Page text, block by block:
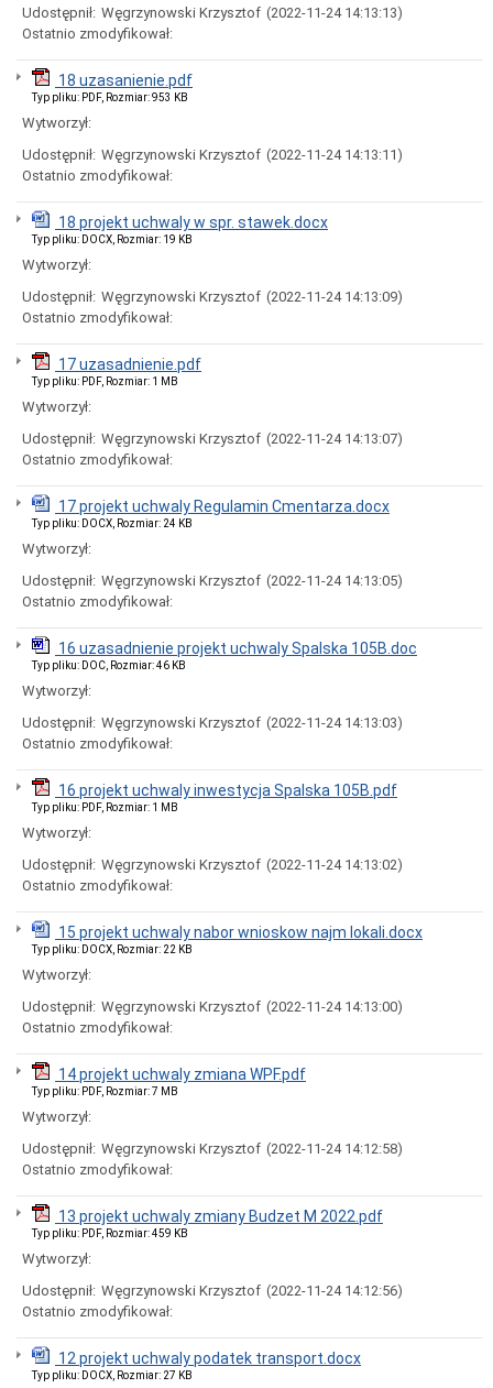
Rada
Miejska
2014
Rada
Miejska
2006-
Urząd
Miasta
Nadawanie
numeru
PESEL
obywatelom
Надання
PESEL
для
біженців
Ogłoszenia
obwieszczenia
w
2026
Ogłoszenia
obwieszczenia
2025
roku
Ogłoszenia
w
2024
Ogłoszenia
obwieszczenia
2023
roku
obwieszczenia
2022
Ogłoszenia
obwieszczenia
Informacje
Dane
adresowe
Dni
otwarcia
Regulamin
Organizacyjny
Organizacyjne
Urzędu
Koordynator
Udostępnił: Węgrzynowski Krzysztof (2022-11-24 14:13:13)
Ostatnio zmodyfikował:
18 uzasanienie.pdf
Typ pliku: PDF, Rozmiar: 953 KB
Wytworzył:
Udostępnił: Węgrzynowski Krzysztof (2022-11-24 14:13:11)
Ostatnio zmodyfikował:
18 projekt uchwaly w spr. stawek.docx
Typ pliku: DOCX, Rozmiar: 19 KB
Wytworzył:
Udostępnił: Węgrzynowski Krzysztof (2022-11-24 14:13:09)
Ostatnio zmodyfikował:
17 uzasadnienie.pdf
Typ pliku: PDF, Rozmiar: 1 MB
Wytworzył:
Udostępnił: Węgrzynowski Krzysztof (2022-11-24 14:13:07)
Ostatnio zmodyfikował:
17 projekt uchwaly Regulamin Cmentarza.docx
Typ pliku: DOCX, Rozmiar: 24 KB
Wytworzył:
Udostępnił: Węgrzynowski Krzysztof (2022-11-24 14:13:05)
Ostatnio zmodyfikował:
16 uzasadnienie projekt uchwaly Spalska 105B.doc
Typ pliku: DOC, Rozmiar: 46 KB
Wytworzył:
Udostępnił: Węgrzynowski Krzysztof (2022-11-24 14:13:03)
Ostatnio zmodyfikował:
16 projekt uchwaly inwestycja Spalska 105B.pdf
Typ pliku: PDF, Rozmiar: 1 MB
Wytworzył:
Udostępnił: Węgrzynowski Krzysztof (2022-11-24 14:13:02)
Ostatnio zmodyfikował:
15 projekt uchwaly nabor wnioskow najm lokali.docx
Typ pliku: DOCX, Rozmiar: 22 KB
Wytworzył:
Udostępnił: Węgrzynowski Krzysztof (2022-11-24 14:13:00)
Ostatnio zmodyfikował:
14 projekt uchwaly zmiana WPF.pdf
Typ pliku: PDF, Rozmiar: 7 MB
Wytworzył:
Udostępnił: Węgrzynowski Krzysztof (2022-11-24 14:12:58)
Ostatnio zmodyfikował:
13 projekt uchwaly zmiany Budzet M 2022.pdf
Typ pliku: PDF, Rozmiar: 459 KB
Wytworzył:
Udostępnił: Węgrzynowski Krzysztof (2022-11-24 14:12:56)
Ostatnio zmodyfikował:
12 projekt uchwaly podatek transport.docx
Typ pliku: DOCX, Rozmiar: 27 KB